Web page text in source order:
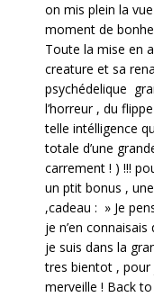
on mis plein la
moment de
Toute la mise en
creature et sa
psychédelique
l’horreur , du
telle intélligence
totale d’une
carrement ! ) !!!
un ptit bonus ,
,cadeau : » Je
je n’en
je suis dans la
tres bientot , pour
merveille ! Back